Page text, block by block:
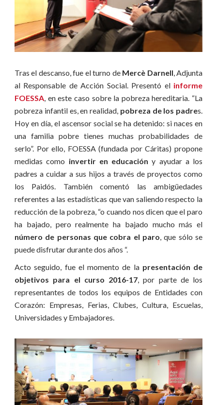
Tras el descanso, fue el turno de Mercè Darnell, Adjunta
al Responsable de Acción Social. Presentó el informe
FOESSA, en este caso sobre la pobreza hereditaria. “La
pobreza infantil es, en realidad, pobreza de los padres.
Hoy en día, el ascensor social se ha detenido: si naces en
una familia pobre tienes muchas probabilidades de
serlo”. Por ello, FOESSA (fundada por Cáritas) propone
medidas como invertir en educación y ayudar a los
padres a cuidar a sus hijos a través de proyectos como
los Paidós. También comentó las ambigüedades
referentes a las estadísticas que van saliendo respecto la
reducción de la pobreza, “o cuando nos dicen que el paro
ha bajado, pero realmente ha bajado mucho más el
número de personas que cobra el paro, que sólo se
puede disfrutar durante dos años “.
Acto seguido, fue el momento de la presentación de
objetivos para el curso 2016-17, por parte de los
representantes de todos los equipos de Entidades con
Corazón: Empresas, Ferias, Clubes, Cultura, Escuelas,
Universidades y Embajadores.